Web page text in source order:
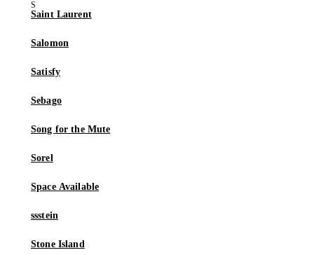
Saint Laurent
Salomon
Satisfy
Sebago
Song for the Mute
Sorel
Space Available
ssstein
Stone Island